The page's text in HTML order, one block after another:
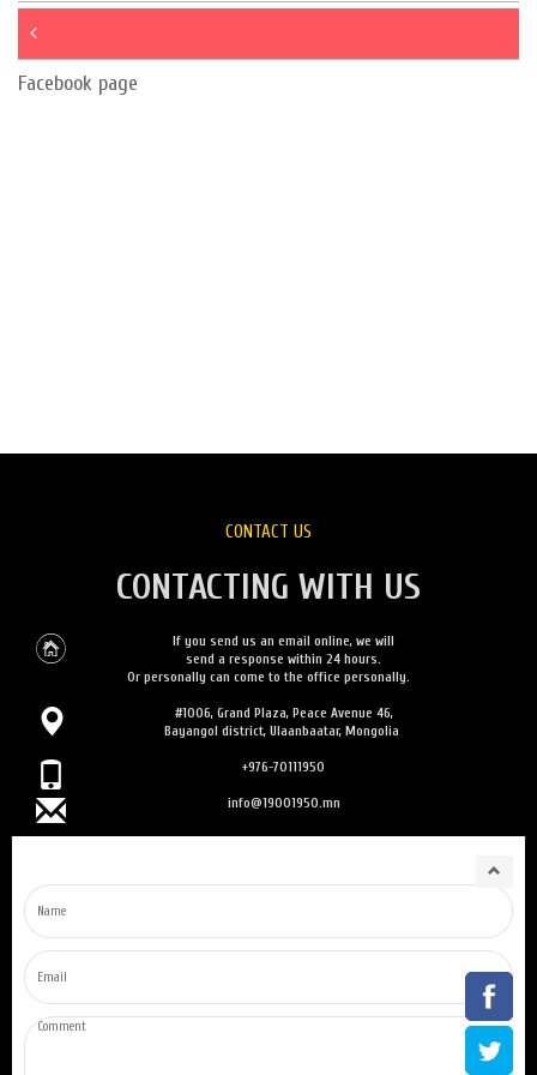
Facebook page
CONTACT US
CONTACTING WITH US
If you send us an email online, we will
send a response within 24 hours.
Or personally can come to the office personally.
#1006, Grand Plaza, Peace Avenue 46,
Bayangol district, Ulaanbaatar, Mongolia
+976-70111950
info@19001950.mn